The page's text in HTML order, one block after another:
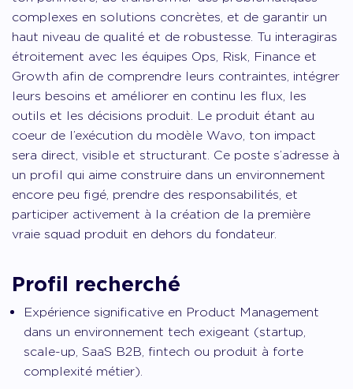
complexes en solutions concrètes, et de garantir un
haut niveau de qualité et de robustesse. Tu interagiras
étroitement avec les équipes Ops, Risk, Finance et
Growth afin de comprendre leurs contraintes, intégrer
leurs besoins et améliorer en continu les flux, les
outils et les décisions produit. Le produit étant au
coeur de l’exécution du modèle Wavo, ton impact
sera direct, visible et structurant. Ce poste s’adresse à
un profil qui aime construire dans un environnement
encore peu figé, prendre des responsabilités, et
participer activement à la création de la première
vraie squad produit en dehors du fondateur.
Profil recherché
Expérience significative en Product Management
dans un environnement tech exigeant (startup,
scale-up, SaaS B2B, fintech ou produit à forte
complexité métier).